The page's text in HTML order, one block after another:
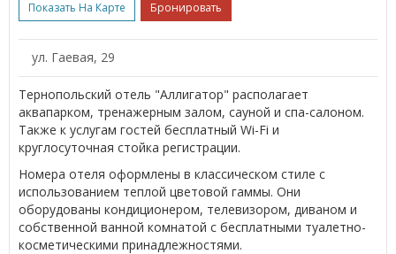
Показать На Карте Бронировать
ул. Гаевая, 29
Тернопольский отель "Аллигатор" располагает
аквапарком, тренажерным залом, сауной и спа-салоном.
Также к услугам гостей бесплатный Wi-Fi и
круглосуточная стойка регистрации.
Номера отеля оформлены в классическом стиле с
использованием теплой цветовой гаммы. Они
оборудованы кондиционером, телевизором, диваном и
собственной ванной комнатой с бесплатными туалетно-
косметическими принадлежностями.